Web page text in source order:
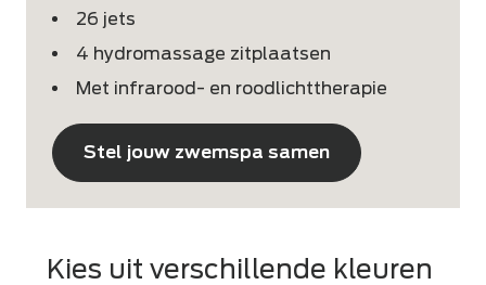
26 jets
4 hydromassage zitplaatsen
Met infrarood- en roodlichttherapie
Stel jouw zwemspa samen